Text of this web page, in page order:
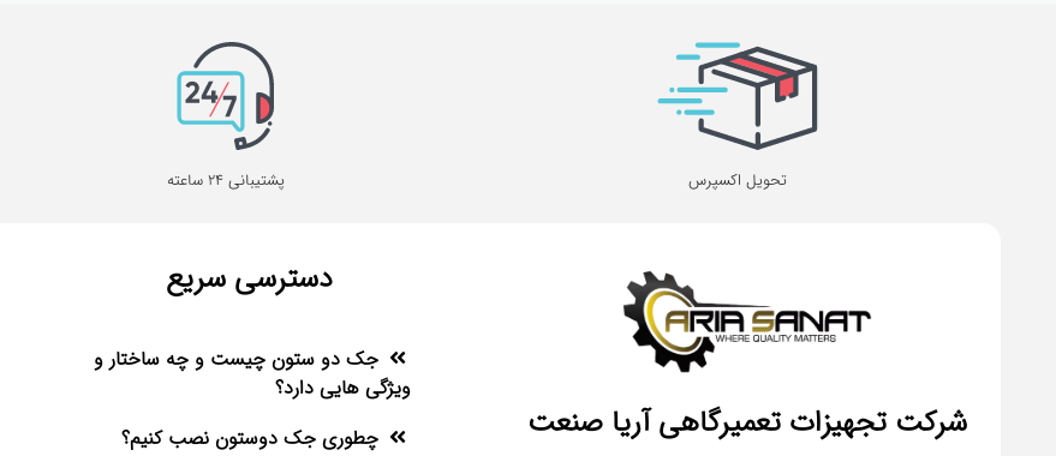
تحویل اکسپرس پشتیبانی 24 ساعته
شرکت تجهیزات تعمیرگاهی آریا صنعت
دسترسی سریع
جک دو ستون چیست و چه ساختار و
ویژگی هایی دارد؟
چطوری جک دوستون نصب کنیم؟